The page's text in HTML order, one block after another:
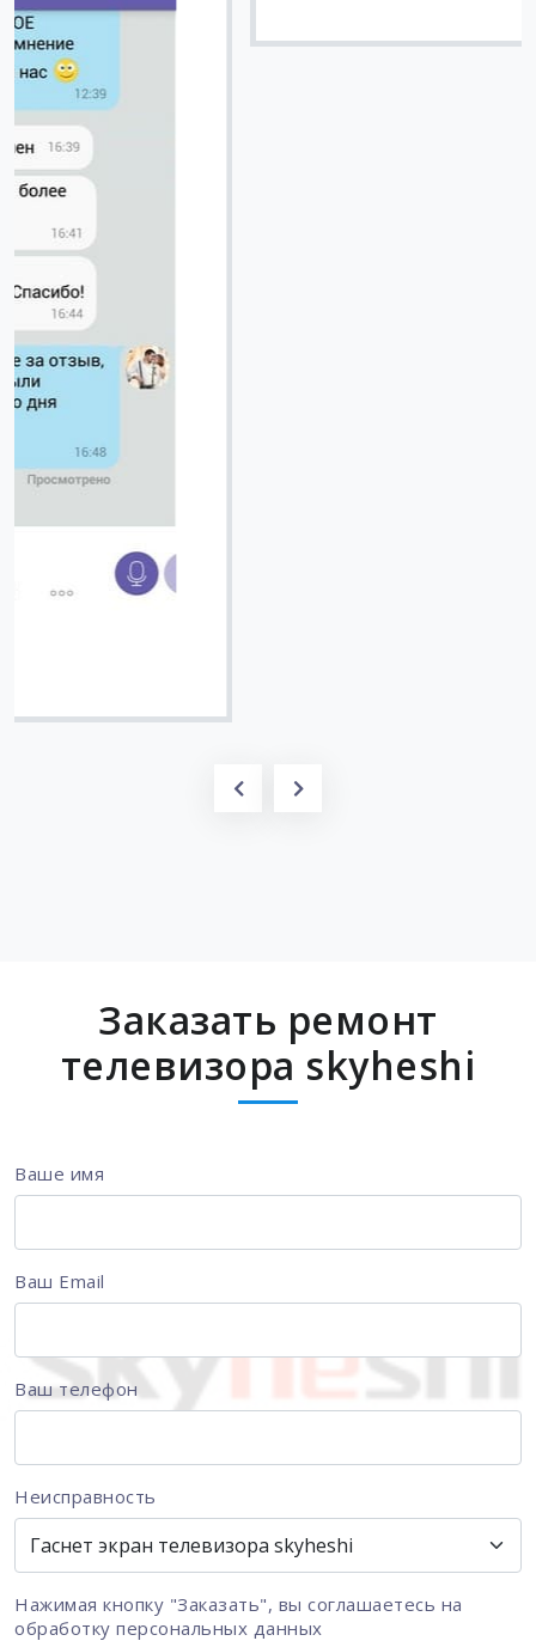
Заказать ремонт
телевизора skyheshi
Ваше имя
Ваш Email
Ваш телефон
Неисправность
Нажимая кнопку "Заказать", вы соглашаетесь на
обработку персональных данных